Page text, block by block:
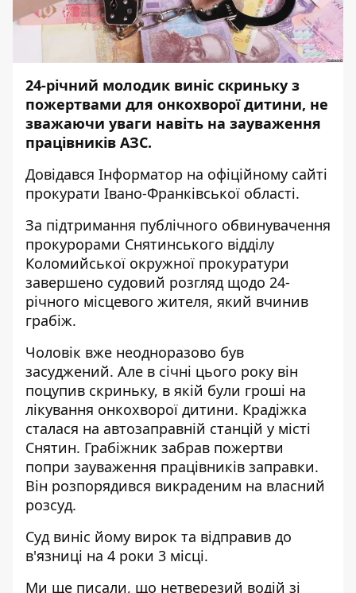
24-річний молодик виніс скриньку з
пожертвами для онкохворої дитини, не
зважаючи уваги навіть на зауваження
працівників АЗС.
Довідався Інформатор на офіційному сайті
прокурати Івано-Франківської області.
За підтримання публічного обвинувачення
прокурорами Снятинського відділу
Коломийської окружної прокуратури
завершено судовий розгляд щодо 24-
річного місцевого жителя, який вчинив
грабіж.
Чоловік вже неодноразово був
засуджений. Але в січні цього року він
поцупив скриньку, в якій були гроші на
лікування онкохворої дитини. Крадіжка
сталася на автозаправній станцій у місті
Снятин. Грабіжник забрав пожертви
попри зауваження працівників заправки.
Він розпорядився викраденим на власний
розсуд.
Суд виніс йому вирок та відправив до
в'язниці на 4 роки 3 місці.
Ми ще писали, що нетверезий водій зі